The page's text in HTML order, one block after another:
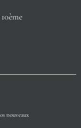
nouveaux